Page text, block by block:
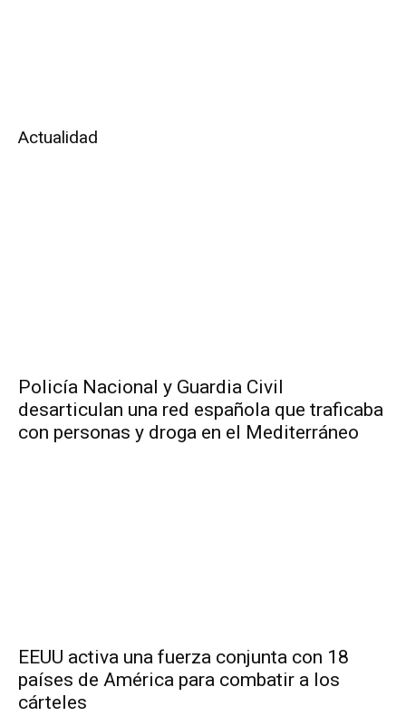
Actualidad
Policía Nacional y Guardia Civil
desarticulan una red española que traficaba
con personas y droga en el Mediterráneo
EEUU activa una fuerza conjunta con 18
países de América para combatir a los
cárteles